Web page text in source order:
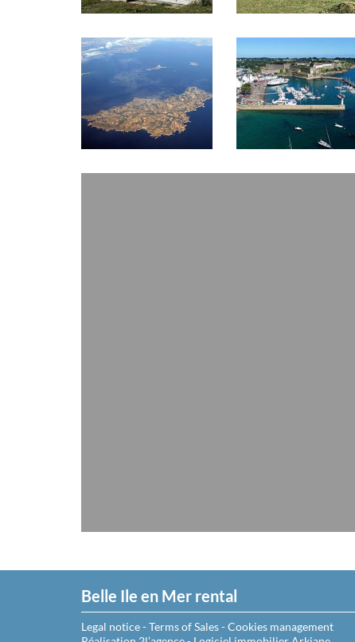
Belle Ile en Mer rental
Legal notice-Terms of Sales-Cookies management